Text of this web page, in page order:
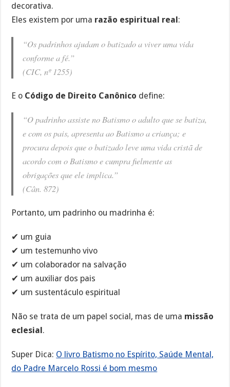
decorativa.
Eles existem por uma razão espiritual real:
“Os padrinhos ajudam o batizado a viver uma vida
conforme a fé.”
(CIC, nº 1255)
E o Código de Direito Canônico define:
“O padrinho assiste no Batismo o adulto que se batiza,
e com os pais, apresenta ao Batismo a criança; e
procura depois que o batizado leve uma vida cristã de
acordo com o Batismo e cumpra fielmente as
obrigações que ele implica.”
(Cân. 872)
Portanto, um padrinho ou madrinha é:
✔ um guia
✔ um testemunho vivo
✔ um colaborador na salvação
✔ um auxiliar dos pais
✔ um sustentáculo espiritual
Não se trata de um papel social, mas de uma missão
eclesial.
Super Dica: O livro Batismo no Espírito, Saúde Mental,
do Padre Marcelo Rossi é bom mesmo